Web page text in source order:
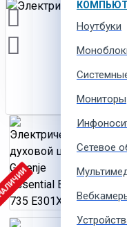
Ноутбуки
Мониторы
Сетевое